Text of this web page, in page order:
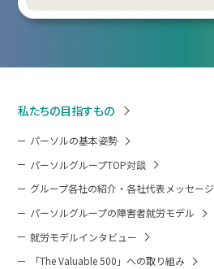
私たちの目指すもの
パーソルの基本姿勢
パーソルグループTOP対談
グループ各社の紹介・各社代表メッセージ
パーソルグループの障害者就労モデル
就労モデルインタビュー
「The Valuable 500」への取り組み